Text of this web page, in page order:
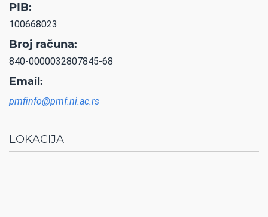
PIB:
100668023
Broj računa:
840-0000032807845-68
Email:
pmfinfo@pmf.ni.ac.rs
LOKACIJA